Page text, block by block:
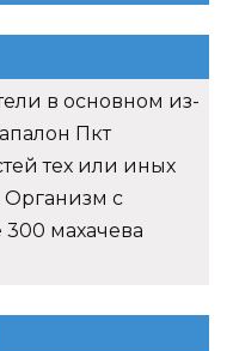
в основном из-
Пкт
тех или иных
Организм с
махачева